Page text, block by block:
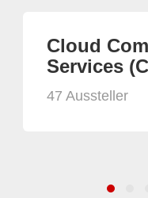
Cloud
Services
47 Aussteller